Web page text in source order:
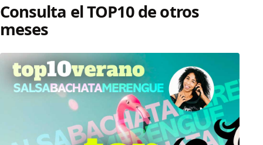
Consulta el TOP10 de otros
meses